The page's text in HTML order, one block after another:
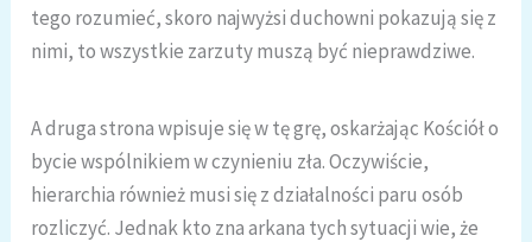
tego rozumieć, skoro najwyżsi duchowni pokazują się z
nimi, to wszystkie zarzuty muszą być nieprawdziwe.
A druga strona wpisuje się w tę grę, oskarżając Kościół o
bycie wspólnikiem w czynieniu zła. Oczywiście,
hierarchia również musi się z działalności paru osób
rozliczyć. Jednak kto zna arkana tych sytuacji wie, że